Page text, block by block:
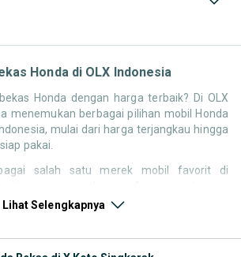
Honda di OLX Indonesia
Honda dengan harga terbaik? Di OLX
menemukan berbagai pilihan mobil Honda
mulai dari harga terjangkau hingga
pakai.
salah satu merek mobil favorit di
berkendara. Tidak heran jika
Lihat Selengkapnya